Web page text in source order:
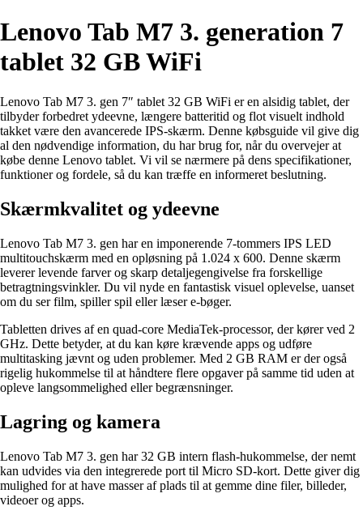
Lenovo Tab M7 3. generation 7
tablet 32 GB WiFi
Lenovo Tab M7 3. gen 7″ tablet 32 GB WiFi er en alsidig tablet, der
tilbyder forbedret ydeevne, længere batteritid og flot visuelt indhold
takket være den avancerede IPS-skærm. Denne købsguide vil give dig
al den nødvendige information, du har brug for, når du overvejer at
købe denne Lenovo tablet. Vi vil se nærmere på dens specifikationer,
funktioner og fordele, så du kan træffe en informeret beslutning.
Skærmkvalitet og ydeevne
Lenovo Tab M7 3. gen har en imponerende 7-tommers IPS LED
multitouchskærm med en opløsning på 1.024 x 600. Denne skærm
leverer levende farver og skarp detaljegengivelse fra forskellige
betragtningsvinkler. Du vil nyde en fantastisk visuel oplevelse, uanset
om du ser film, spiller spil eller læser e-bøger.
Tabletten drives af en quad-core MediaTek-processor, der kører ved 2
GHz. Dette betyder, at du kan køre krævende apps og udføre
multitasking jævnt og uden problemer. Med 2 GB RAM er der også
rigelig hukommelse til at håndtere flere opgaver på samme tid uden at
opleve langsommelighed eller begrænsninger.
Lagring og kamera
Lenovo Tab M7 3. gen har 32 GB intern flash-hukommelse, der nemt
kan udvides via den integrerede port til Micro SD-kort. Dette giver dig
mulighed for at have masser af plads til at gemme dine filer, billeder,
videoer og apps.